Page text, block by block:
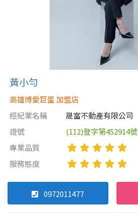
黃小勻
高雄博愛巨蛋 加盟店
經紀業名稱
晟富不動產有限公司
證號
(112)登字第452914號
專業品質
服務態度
0972011477